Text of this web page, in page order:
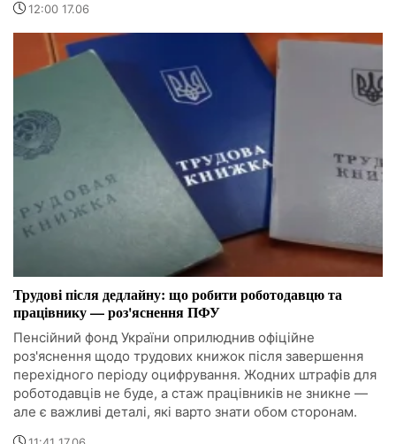
12:00 17.06
Трудові після дедлайну: що робити роботодавцю та
працівнику — роз'яснення ПФУ
Пенсійний фонд України оприлюднив офіційне
роз'яснення щодо трудових книжок після завершення
перехідного періоду оцифрування. Жодних штрафів для
роботодавців не буде, а стаж працівників не зникне —
але є важливі деталі, які варто знати обом сторонам.